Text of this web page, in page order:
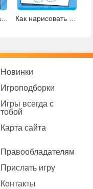
Новинки
Игроподборки
Игры всегда с
тобой
Карта сайта
Правообладателям
Прислать игру
Контакты